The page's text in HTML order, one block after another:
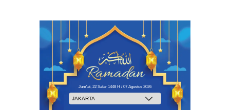
Jum'at, 22 Safar 1448 H / 07 Agustus 2026